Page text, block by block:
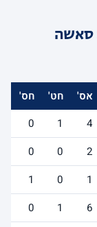
סאשה
אס' חט' חס'
4
1
0
2
0
0
1
0
1
6
1
0